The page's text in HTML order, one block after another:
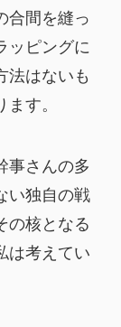
合間を縫っ
ッピングに
法はないも
す。
事さんの多
い独自の戦
の核となる
は考えてい